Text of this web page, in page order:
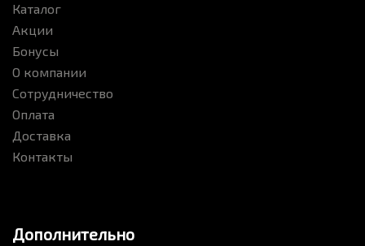
Каталог
Акции
Бонусы
О компании
Сотрудничество
Оплата
Доставка
Контакты
Дополнительно